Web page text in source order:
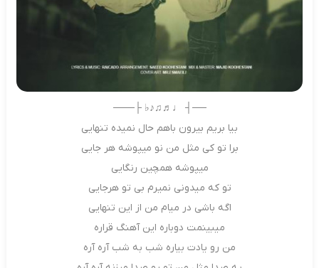
──┤ ♩♬♫♪♭ ├───
ﺑﻴﺎ ﺑﺮﻳﻢ ﺑﻴﺮون ﺑﺎﻫﻢ ﺣﺎل ﻧﻤﻴﺪه ﺗﻨﻬﺎﻳﻰ
ﺑﺮا ﺗﻮ ﻛﻰ ﻣﺜﻞ ﻣﻦ ﻧﻮ ﻣﻴﭙﻮﺷﻪ ﻫﺮ ﺟﺎﻳﻰ
ﻣﻴﭙﻮﺷﻪ ﻫﻤﭽﻴﻦ رﻧﮕﺎﻳﻰ
ﺗﻮ ﻛﻪ ﻣﻴﺪوﻧﻰ ﻧﻤﻴﺮم ﺑﻰ ﺗﻮ ﻫﺮﺟﺎﻳﻰ
اﮔﻪ ﺑﺎﺷﻰ در ﻣﻴﺎم ﻣﻦ از اﻳﻦ ﺗﻨﻬﺎﻳﻰ
ﻣﻴﺒﻴﻨﻤﺖ دوﺑﺎره اﻳﻦ آﻫﻨﮓ ﻗﺮاره
ﻣﻦ رو ﻳﺎدت ﺑﻴﺎره ﺷﺐ ﺑﻪ ﺷﺐ آره آره